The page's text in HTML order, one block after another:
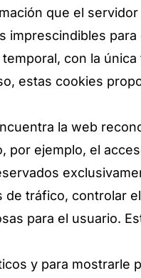
que el
imprescindibles
con la
estas cookies
la web
por ejemplo, el
tráfico, controlar
para el usuario.
y para mostrarle